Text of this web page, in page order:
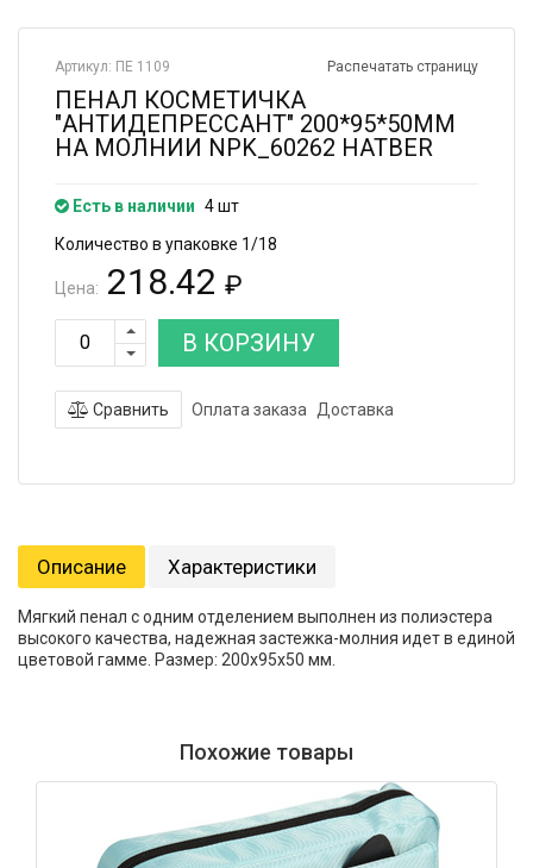
Распечатать страницу
Артикул: ПЕ 1109
ПЕНАЛ КОСМЕТИЧКА
"АНТИДЕПРЕССАНТ" 200*95*50ММ
НА МОЛНИИ NPK_60262 HATBER
Есть в наличии 4 шт
Количество в упаковке 1/18
Цена: 218.42 ₽
В КОРЗИНУ
Сравнить Оплата заказа Доставка
Описание Характеристики
Мягкий пенал с одним отделением выполнен из полиэстера
высокого качества, надежная застежка-молния идет в единой
цветовой гамме. Размер: 200х95х50 мм.
Похожие товары